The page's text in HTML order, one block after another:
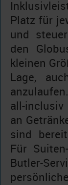
Platz für
und
den
kleinen
Lage,
all-
an
sind
Für
Butler-